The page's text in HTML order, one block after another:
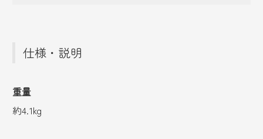
仕様・説明
重量
約4.1kg